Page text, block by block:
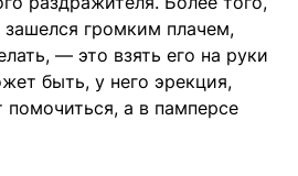
громким плачем,
— это взять его на руки
быть, у него эрекция,
помочиться, а в памперсе